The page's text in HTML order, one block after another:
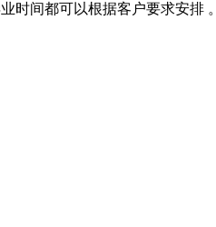
时间都可以根据客户要求安排 。